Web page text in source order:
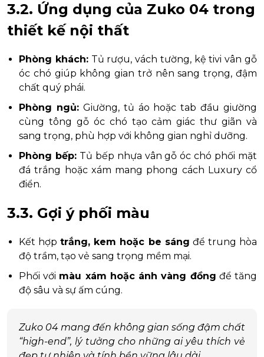
3.2. Ứng dụng của Zuko 04 trong
thiết kế nội thất
Phòng khách:Tủ rượu, vách tường, kệ tivi vân gỗ
óc chó giúp không gian trở nên sang trọng, đậm
chất quý phái.
Phòng ngủ:Giường, tủ áo hoặc tab đầu giường
cùng tông gỗ óc chó tạo cảm giác thư giãn và
sang trọng, phù hợp với không gian nghỉ dưỡng.
Phòng bếp:Tủ bếp nhựa vân gỗ óc chó phối mặt
đá trắng hoặc xám mang phong cách Luxury cổ
điển.
3.3. Gợi ý phối màu
Kết hợptrắng, kem hoặc be sáng để trung hòa
độ trầm, tạo vẻ sang trọng mềm mại.
Phối với màu xám hoặc ánh vàng đồng để tăng
độ sâu và sự ấm cúng.
Zuko 04 mang đến không gian sống đậm chất
“high-end”, lý tưởng cho những ai yêu thích vẻ